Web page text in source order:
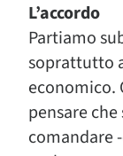
L’accordo
Partiamo
soprattutto
economico.
pensare
comandare